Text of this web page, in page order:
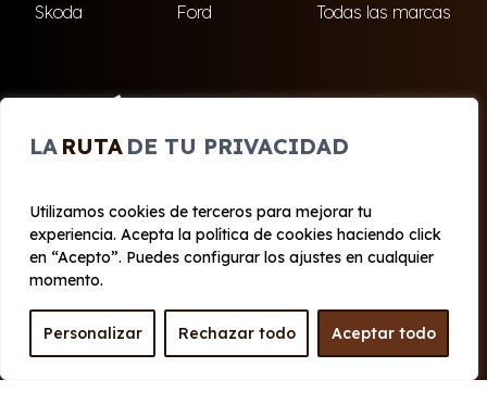
LA RUTA DE TU PRIVACIDAD
Utilizamos cookies de terceros para mejorar tu
experiencia. Acepta la política de cookies haciendo click
en “Acepto”. Puedes configurar los ajustes en cualquier
momento.
Personalizar Rechazar todo Aceptar todo
Skoda
Ford Todas las marcas
El Ejido Roquetas de Mar
© 2020 - 2026 Cabo Renting
Aviso legal y Privacidad